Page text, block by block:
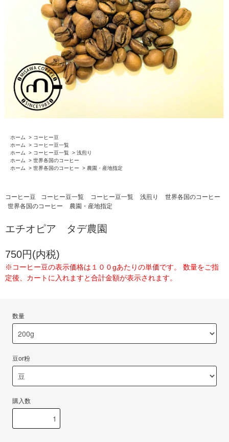
ホーム > コーヒー豆
ホーム
> コーヒー豆一覧
ホーム
> コーヒー豆一覧 > 浅煎り
ホーム
> 世界各国のコーヒー
ホーム
> 世界各国のコーヒー > 農園・産地指定
コーヒー豆 コーヒー豆一覧 コーヒー豆一覧 浅煎り
世界各国のコーヒー
世界各国のコーヒー
農園・産地指定
エチオピア タデ農園
750円(内税)
※コーヒー豆の表示価格は１００gあたりの単価です。 数量をご指
定後、カートに入れますと合計金額が表示されます。
数量
豆or粉
購入数